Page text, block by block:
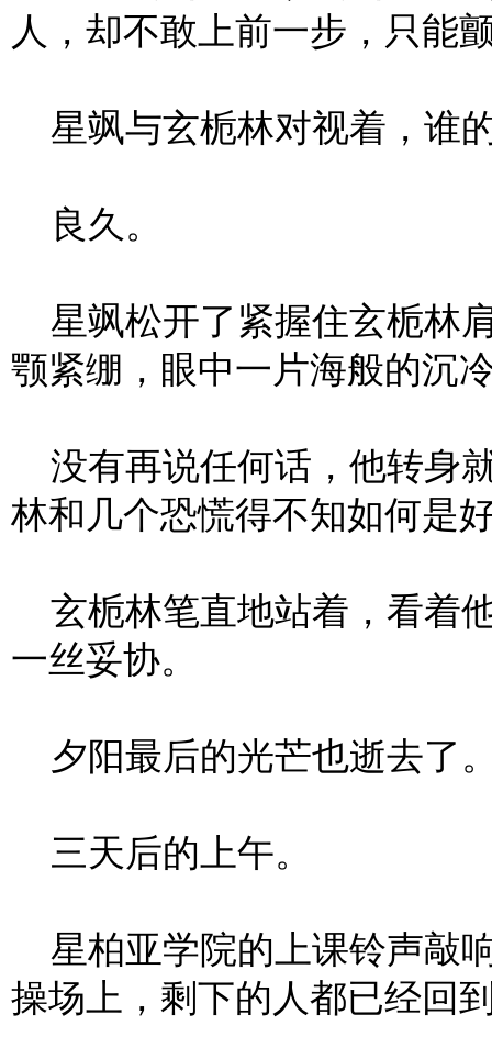
人，却不敢上前一步，只能
星飒与玄栀林对视着，谁
良久。
星飒松开了紧握住玄栀林
颚紧绷，眼中一片海般的沉
没有再说任何话，他转身
林和几个恐慌得不知如何是
玄栀林笔直地站着，看着
一丝妥协。
夕阳最后的光芒也逝去了
三天后的上午。
星柏亚学院的上课铃声敲
操场上，剩下的人都已经回